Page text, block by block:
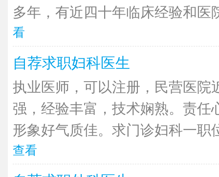
多年，有近四十年临床经验和医
看
自荐求职妇科医生
执业医师，可以注册，民营医院
强，经验丰富，技术娴熟。责任
形象好气质佳。求门诊妇科一职
查看